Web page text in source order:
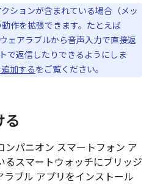
ションが含まれている場合（メッ
作を拡張できます。たとえば
ェアラブルから音声入力で直接返
で返信したりできるようにしま
加するをご覧ください。
る
ンパニオン スマートフォン ア
るスマートウォッチにブリッジ
ラブル アプリをインストール